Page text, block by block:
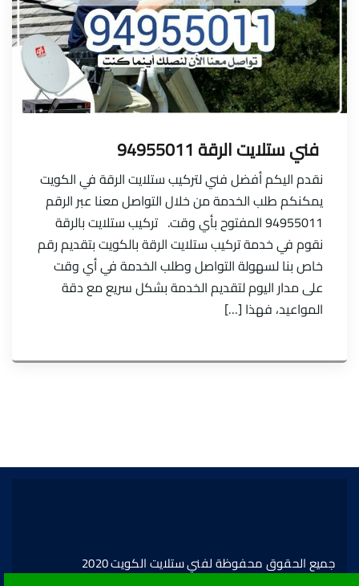
فني ستلايت الرقة 94955011
نقدم اليكم أفضل فني لتركيب ستلايت الرقة في الكويت
يمكنكم طلب الخدمة من خلال التواصل معنا عبر الرقم
94955011 المفتوح بأي وقت. تركيب ستلايت بالرقة
نقوم في خدمة تركيب ستلايت الرقة بالكويت بتقديم رقم
خاص بنا لسهولة التواصل وطلب الخدمة في أي وقت
على مدار اليوم لتقديم الخدمة بشكل سريع مع دقة
المواعيد، فهذا […]
جميع الحقوق محفوظة لفني ستلايت الكويت 2020